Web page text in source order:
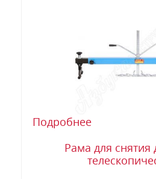
Подробнее
Рама для снятия